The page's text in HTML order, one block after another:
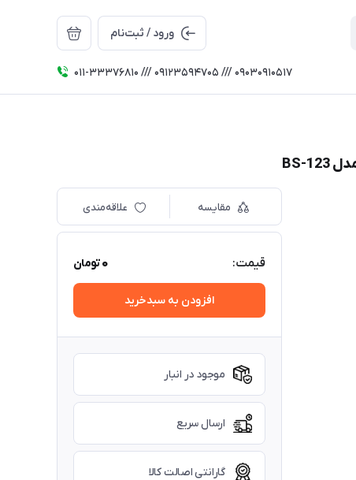
ورود / ثبت‌نام
011-33376810 /// 09123594705 /// 09030910517
مقایسه علاقه‌مندی
قیمت: 0تومان
افزودن به سبدخرید
موجود در انبار
ارسال سریع
گارانتی اصالت کالا